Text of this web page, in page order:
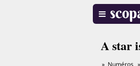
A star
Numéros